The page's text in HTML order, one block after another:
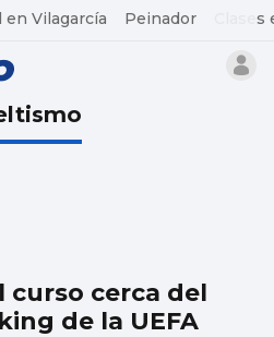
Vilagarcía Peinador
curso cerca del
de la UEFA